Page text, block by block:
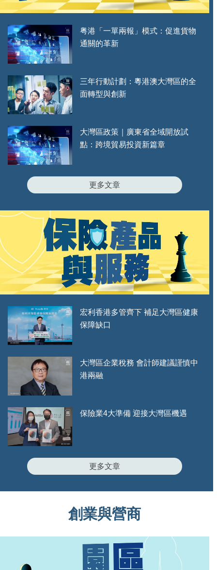
粤港「一單兩報」模式：促進貨物
通關的革新
三年行動計劃：粵港澳大灣區的全
面轉型與創新
大灣區政策｜廣東省全域開放試
點：跨境貿易投資新篇章
更多文章
宏利香港多管齊下 補足大灣區健康
保障缺口
大灣區企業稅務 會計師建議謹慎中
港兩融
保險業4大準備 迎接大灣區機遇
更多文章
創業與營商